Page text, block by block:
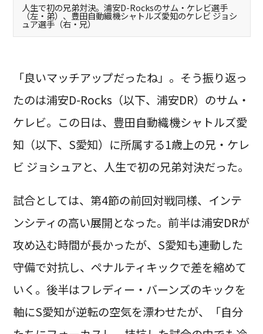
人生で初の兄弟対決。浦安D-Rocksのサム・ケレビ選手
（左・弟）、豊田自動織機シャトルズ愛知のケレビ ジョシ
ュア選手（右・兄）
「良いマッチアップだったね」。そう振り返っ
たのは浦安D-Rocks（以下、浦安DR）のサム・
ケレビ。この日は、豊田自動織機シャトルズ愛
知（以下、S愛知）に所属する1歳上の兄・ケレ
ビ ジョシュアと、人生で初の兄弟対決だった。
試合としては、第4節の前回対戦同様、インテ
ンシティの高い展開となった。前半は浦安DRが
攻め込む時間が長かったが、S愛知も連動した
守備で対抗し、ペナルティキックで差を縮めて
いく。後半はフレディー・バーンズのキックを
軸にS愛知が逆転の空気を漂わせたが、「自分